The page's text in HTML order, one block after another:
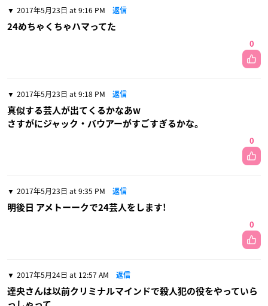
2017年5月23日 at 9:16 PM 返信
24めちゃくちゃハマってた
0
2017年5月23日 at 9:18 PM 返信
真似する芸人が出てくるかなあw
さすがにジャック・バウアーがすごすぎるかな。
0
2017年5月23日 at 9:35 PM 返信
明後日 アメトーークで24芸人をします!
0
2017年5月24日 at 12:57 AM 返信
達央さんは以前クリミナルマインドで殺人犯の役をやっていら
っしゃって